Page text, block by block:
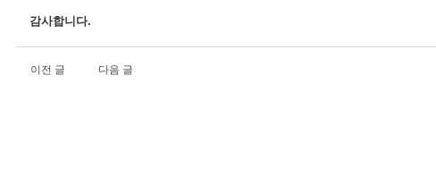
감사합니다.
이전 글 다음 글